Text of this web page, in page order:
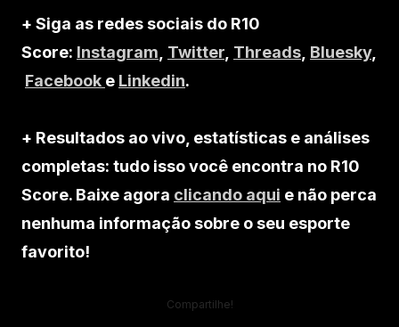
+ Siga as redes sociais do R10
Score: Instagram Twitter Threads Bluesky,
Facebook e Linkedin.
+ Resultados ao vivo, estatísticas e análises
completas: tudo isso você encontra no R10
Score. Baixe agora clicando aqui e não perca
nenhuma informação sobre o seu esporte
favorito!
Compartilhe!